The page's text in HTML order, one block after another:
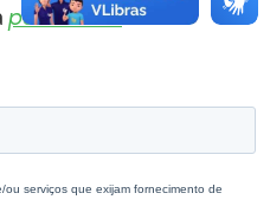
política de